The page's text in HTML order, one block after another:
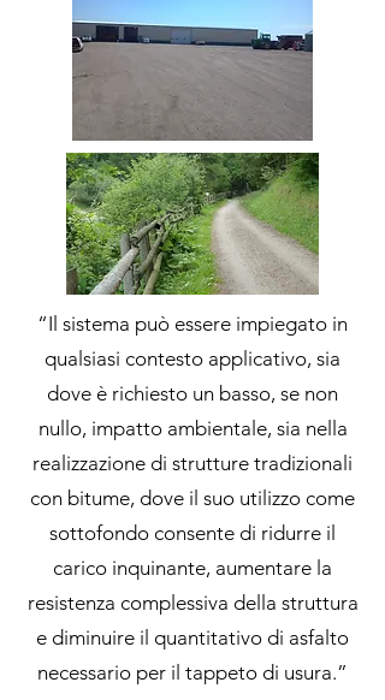
“Il sistema può essere impiegato in
qualsiasi contesto applicativo, sia
dove è richiesto un basso, se non
nullo, impatto ambientale, sia nella
realizzazione di strutture tradizionali
con bitume, dove il suo utilizzo come
sottofondo consente di ridurre il
carico inquinante, aumentare la
resistenza complessiva della struttura
e diminuire il quantitativo di asfalto
necessario per il tappeto di usura.”